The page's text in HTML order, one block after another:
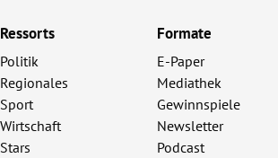
Ressorts
Politik
Regionales
Sport
Wirtschaft
Stars
Formate
E-Paper
Mediathek
Gewinnspiele
Newsletter
Podcast